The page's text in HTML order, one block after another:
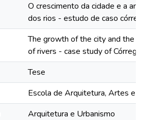
O crescimento da cidade e a
dos rios - estudo de caso
The growth of the city and the
of rivers - case study of
Tese
Escola de Arquitetura, Artes e
Arquitetura e Urbanismo